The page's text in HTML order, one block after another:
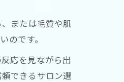
または毛質や肌
のです。
応を見ながら出
できるサロン選